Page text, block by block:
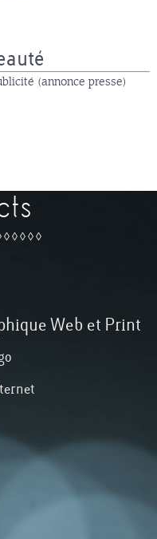
(annonce presse)
◊ ◊ ◊ ◊ ◊
Web et Print